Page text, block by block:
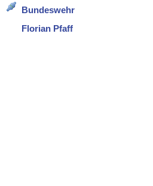
Bundeswehr
Florian Pfaff